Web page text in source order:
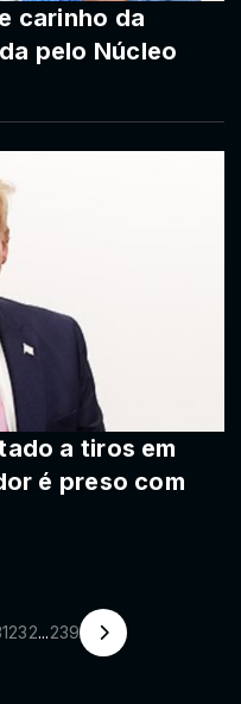
carinho da
pelo Núcleo
a tiros em
é preso com
232...239